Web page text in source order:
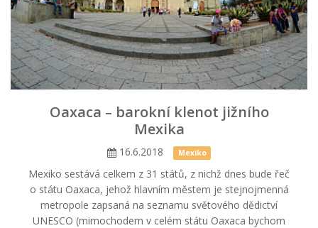
Oaxaca – barokní klenot jižního
Mexika
16.6.2018 Mexiko
Mexiko sestává celkem z 31 států, z nichž dnes bude řeč
o státu Oaxaca, jehož hlavním městem je stejnojmenná
metropole zapsaná na seznamu světového dědictví
UNESCO (mimochodem v celém státu Oaxaca bychom